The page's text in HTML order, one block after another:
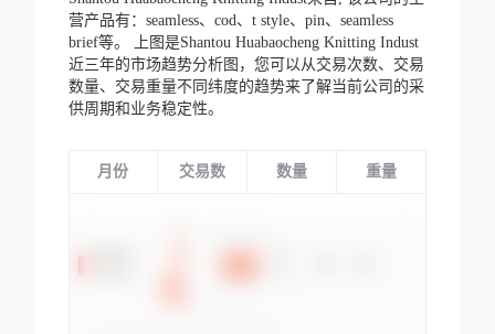
营产品有：seamless、cod、t style、pin、seamless
brief等。
上图是Shantou Huabaocheng Knitting Indust
近三年的市场趋势分析图，您可以从交易次数、交易
数量、交易重量不同纬度的趋势来了解当前公司的采
供周期和业务稳定性。
月份 交易数 数量 重量